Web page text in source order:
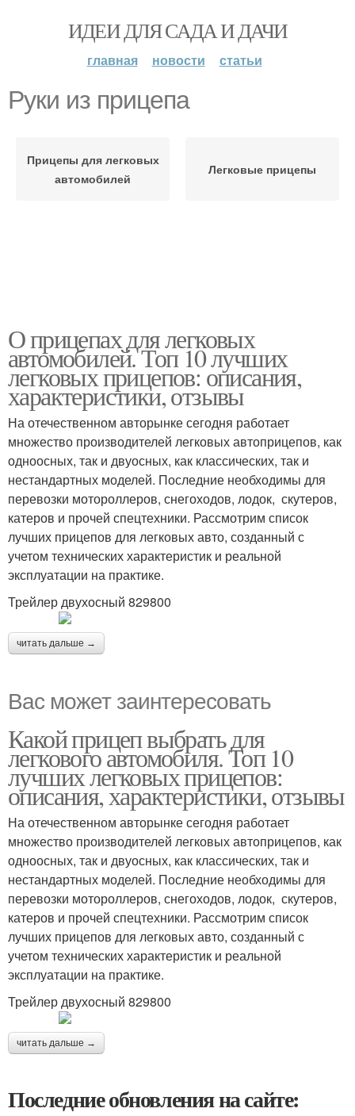
ИДЕИ ДЛЯ САДА И ДАЧИ
главная новости статьи
Руки из прицепа
Прицепы для легковых
автомобилей
Легковые прицепы
О прицепах для легковых
автомобилей. Топ 10 лучших
легковых прицепов: описания,
характеристики, отзывы
На отечественном авторынке сегодня работает
множество производителей легковых автоприцепов, как
одноосных, так и двуосных, как классических, так и
нестандартных моделей. Последние необходимы для
перевозки мотороллеров, снегоходов, лодок, скутеров,
катеров и прочей спецтехники. Рассмотрим список
лучших прицепов для легковых авто, созданный с
учетом технических характеристик и реальной
эксплуатации на практике.
Трейлер двухосный 829800
читать дальше →
Вас может заинтересовать
Какой прицеп выбрать для
легкового автомобиля. Топ 10
лучших легковых прицепов:
описания, характеристики, отзывы
На отечественном авторынке сегодня работает
множество производителей легковых автоприцепов, как
одноосных, так и двуосных, как классических, так и
нестандартных моделей. Последние необходимы для
перевозки мотороллеров, снегоходов, лодок, скутеров,
катеров и прочей спецтехники. Рассмотрим список
лучших прицепов для легковых авто, созданный с
учетом технических характеристик и реальной
эксплуатации на практике.
Трейлер двухосный 829800
читать дальше →
Последние обновления на сайте: